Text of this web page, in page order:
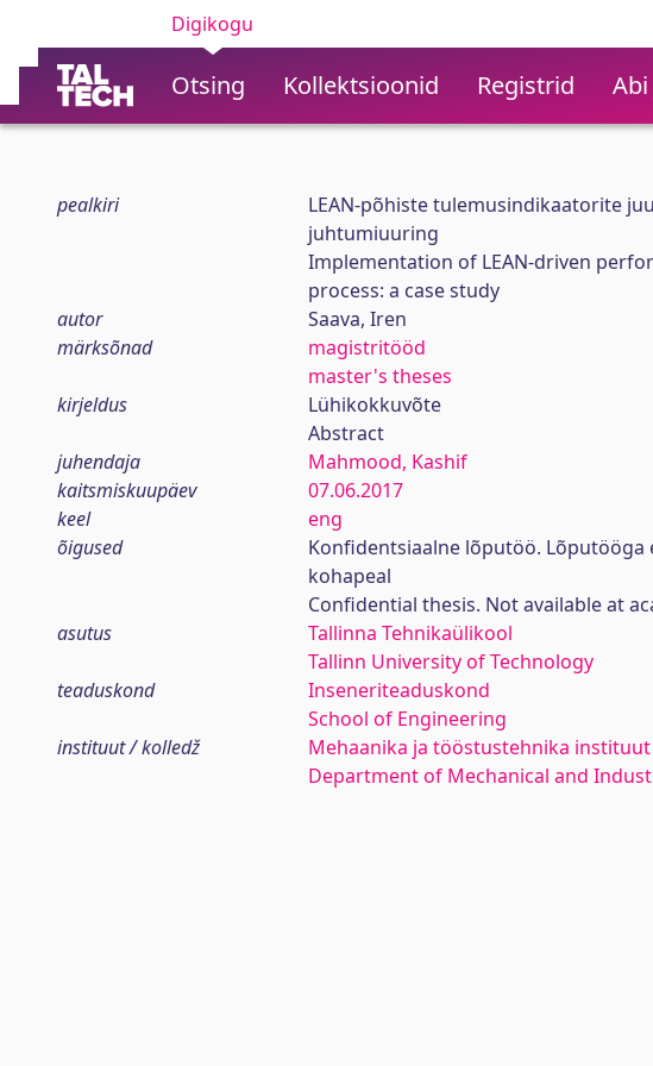
Digikogu
Otsing Kollektsioonid Registrid
pealkiri
LEAN-põhiste tulemusindikaatorite
juhtumiuuring
Implementation of LEAN-driven
process: a case study
autor
Saava, Iren
märksõnad
magistritööd
master's theses
kirjeldus
Lühikokkuvõte
Abstract
juhendaja
Mahmood, Kashif
kaitsmiskuupäev
07.06.2017
keel
eng
õigused
Konfidentsiaalne lõputöö.
kohapeal
Confidential thesis. Not available at
asutus
Tallinna Tehnikaülikool
Tallinn University of Technology
teaduskond
Inseneriteaduskond
School of Engineering
instituut / kolledž
Mehaanika ja tööstustehnika instituut
Department of Mechanical and